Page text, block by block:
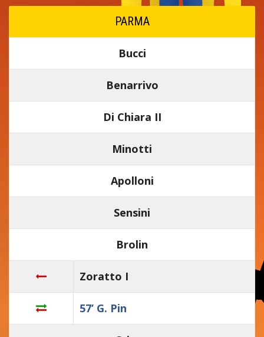
PARMA
Bucci
Benarrivo
Di Chiara II
Minotti
Apolloni
Sensini
Brolin
Zoratto I
57’ G. Pin